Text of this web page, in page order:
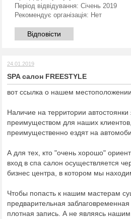
Період відвідування: Січень 2019
Рекомендує організація: Нет
Відповісти
24.01.2019
SPA салон FREESTYLE
вот ссылка о нашем
Наличие на территории
преимуществом для наших
преимущественно ездят на
А для тех, кто "очень хорошо"
вход в спа салон осуществляется
бизнес центра, в котором мы
Чтобы попасть к нашим мастерам
предварительная
плотная запись. А не являясь